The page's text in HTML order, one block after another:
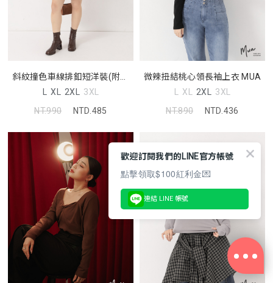
斜紋撞色車線排釦短洋裝(附皮
帶)
L XL 2XL 3XL
NT.990
NTD.485
微辣扭結桃心領長袖上衣 MUA
L XL 2XL 3XL
NT.890
NTD.436
歡迎訂閱我們的LINE官方帳號
點擊領取$100紅利金💌
連結 LINE 帳號